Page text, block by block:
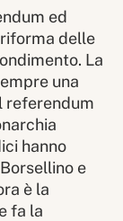
ed
delle
La
una
referendum
hanno
e
è la
fa la